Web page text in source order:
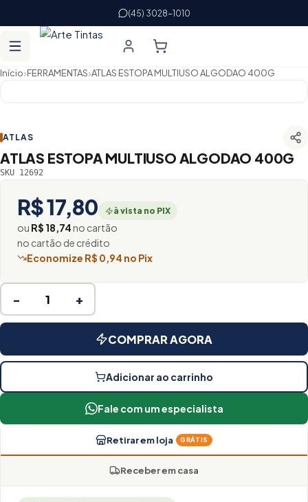
(45) 3028-1010
Início›FERRAMENTAS›ATLAS ESTOPA MULTIUSO ALGODAO 400G
ATLAS
ATLAS ESTOPA MULTIUSO ALGODAO 400G
SKU 12692
R$ 17,80 à vista no PIX
ou R$ 18,74no cartão
no cartão de crédito
Economize R$ 0,94 no Pix
− +
COMPRAR AGORA
Adicionar ao carrinho
Fale com um especialista
Retirar em loja GRÁTIS
Receber em casa